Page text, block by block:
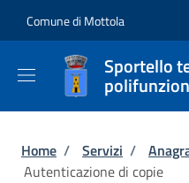
Comune di Mottola
Sportello
Briciole di
Home / Servizi /
Autenticazione di copie